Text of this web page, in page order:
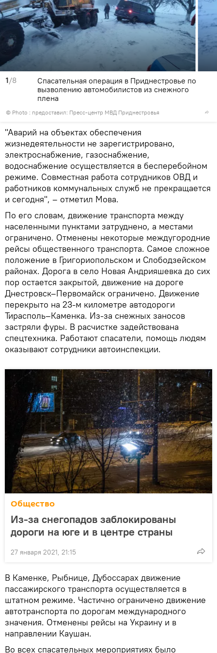
1/8
© Photo : предоставил: Пресс-центр МВД Приднестровья
Спасательная операция в Приднестровье по
вызволению автомобилистов из снежного
плена
"Аварий на объектах обеспечения
жизнедеятельности не зарегистрировано,
электроснабжение, газоснабжение,
водоснабжение осуществляется в бесперебойном
режиме. Совместная работа сотрудников ОВД и
работников коммунальных служб не прекращается
и сегодня", – отметил Мова.
По его словам, движение транспорта между
населенными пунктами затруднено, а местами
ограничено. Отменены некоторые междугородние
рейсы общественного транспорта. Самое сложное
положение в Григориопольском и Слободзейском
районах. Дорога в село Новая Андрияшевка до сих
пор остается закрытой, движение на дороге
Днестровск–Первомайск ограничено. Движение
перекрыто на 23-м километре автодороги
Тирасполь–Каменка. Из-за снежных заносов
застряли фуры. В расчистке задействована
спецтехника. Работают спасатели, помощь людям
оказывают сотрудники автоинспекции.
Общество
Из-за снегопадов заблокированы
дороги на юге и в центре страны
27 января 2021, 21:15
В Каменке, Рыбнице, Дубоссарах движение
пассажирского транспорта осуществляется в
штатном режиме. Частично ограничено движение
автотранспорта по дорогам международного
значения. Отменены рейсы на Украину и в
направлении Каушан.
Во всех спасательных мероприятиях было